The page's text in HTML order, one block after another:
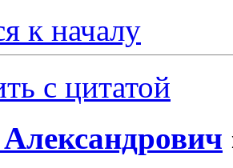
к началу
с цитатой